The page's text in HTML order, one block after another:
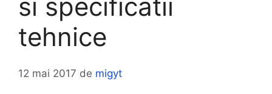
si specificatii
tehnice
12 mai 2017 de migyt